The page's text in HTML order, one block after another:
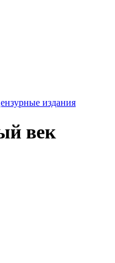
издания
век